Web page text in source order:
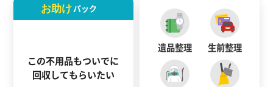
お助けパック
この不用品もついでに
回収してもらいたい
遺品整理 生前整理